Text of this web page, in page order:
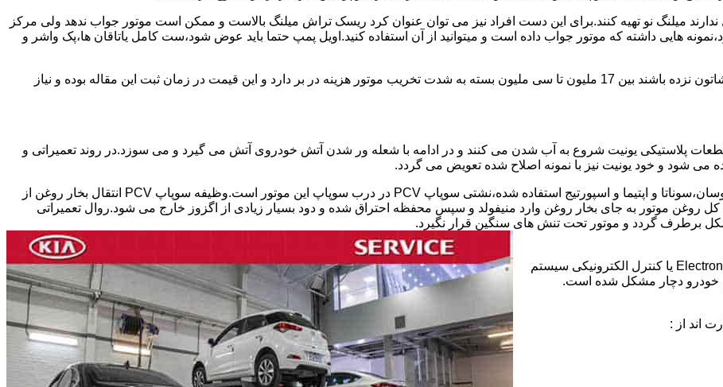
ندارند میلنگ نو تهیه کنند.برای این دست افراد نیز می توان عنوان کرد ریسک تراش میلنگ بالاست و ممکن است موتور جواب ندهد ولی مرکز
هایی داشته که موتور جواب داده است و میتوانید از آن استفاده کنید.اویل پمپ حتما باید عوض شود،ست کامل یاتاقان ها،پک واشر و
هزینه تعمیر استاندارد و سوناتا و اپتیمای یاتاقان زده در صورتی که شاتون نزده باشند بین 17 ملیون تا سی ملیون بسته به شدت تخریب موتور هزینه در بر دارد و این قیمت در زمان ثبت این مقاله بوده و نیاز
پلاستیکی یونیت شروع به آب شدن می کنند و در ادامه با شعله ور شدن آتش خودروی آتش می گیرد و می سوزد.در روند تعمیراتی و
یکی از ایرادات شایع در موتور های تتا ۲ که در خودروهای هیوندای،توسان،سوناتا و اپتیما و اسپورتیج استفاده شده،نشتی سوپاپ PCV در درب سوپاپ این موتور است.وظیفه سوپاپ PCV انتقال بخار روغن از
روغن موتور به جای بخار روغن وارد منیفولد و سپس محفظه احتراق شده و دود بسیار زیادی از اگزوز خارج می شود.روال تعمیراتی
برطرف گردد و موتور تحت تنش های سنگین قرار نگیرد.
خطای ECS هیوندای:عبارت ECS مخفف Electronic Control Suspension یا کنترل الکترونیکی سیستم
خودرو دچار مشکل شده است.
اند از :